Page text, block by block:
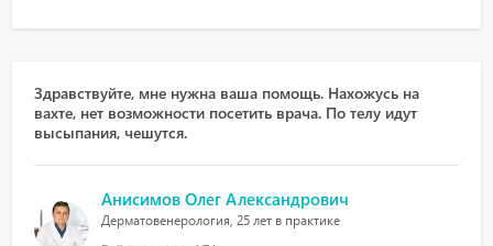
Здравствуйте, мне нужна ваша помощь. Нахожусь на
вахте, нет возможности посетить врача. По телу идут
высыпания, чешутся.
Анисимов Олег Александрович
Дерматовенерология, 25 лет в практике